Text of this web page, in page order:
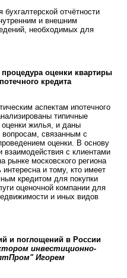
отчётности
и внешним
необходимых для
оценки квартиры
кредита
аспектам ипотечного
типичные
жилья, и даны
связанным с
оценки. В основу
взаимодействия с клиентами
рынке московского региона
и тому, кто имеет
кредитом для покупки
оценочной компании для
и иных видов
и поглощений в России
инвестиционно-
Игорем